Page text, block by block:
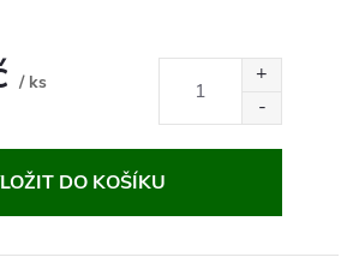
/ ks
DO KOŠÍKU